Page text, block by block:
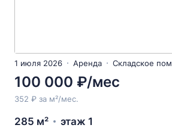
1 июля 2026 Аренда Складское
100 000 ₽/мес
352 ₽ за м²/мес.
285 м² этаж 1